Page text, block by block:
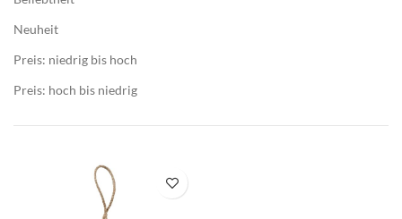
Neuheit
Preis: niedrig bis hoch
Preis: hoch bis niedrig